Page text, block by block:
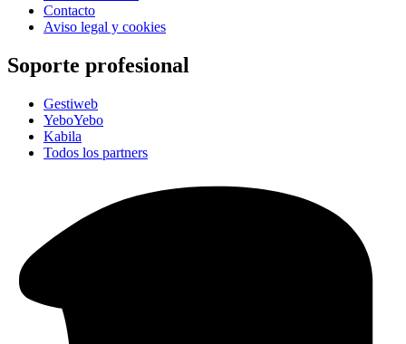
Contacto
Aviso legal y cookies
Soporte profesional
Gestiweb
YeboYebo
Kabila
Todos los partners